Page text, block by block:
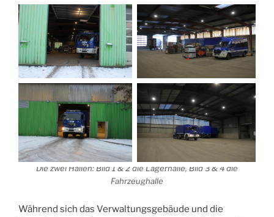
Die zwei Hallen: Bild 1 & 2 die Lagerhalle, Bild 3 & 4 die
Fahrzeughalle
Während sich das Verwaltungsgebäude und die